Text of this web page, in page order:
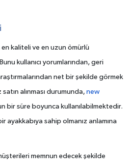
kaliteli ve en uzun ömürlü
kullanıcı yorumlarından, geri
net bir şekilde görmek
alınması durumunda, new
bir süre boyunca kullanılabilmektedir.
ayakkabıya sahip olmanız anlamına
memnun edecek şekilde